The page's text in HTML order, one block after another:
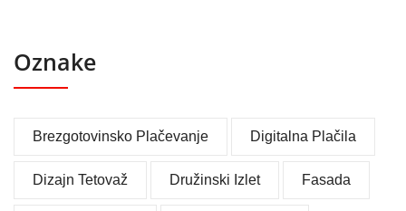
Oznake
Brezgotovinsko Plačevanje Digitalna Plačila
Dizajn Tetovaž Družinski Izlet Fasada